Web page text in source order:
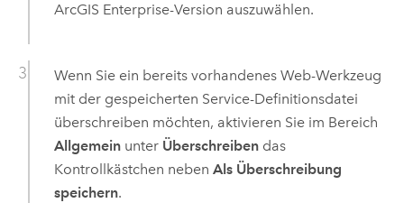
ArcGIS Enterprise-Version auszuwählen.
Wenn Sie ein bereits vorhandenes Web-Werkzeug
mit der gespeicherten Service-Definitionsdatei
überschreiben möchten, aktivieren Sie im Bereich
Allgemeinunter Überschreibendas
Kontrollkästchen neben Als Überschreibung
speichern.